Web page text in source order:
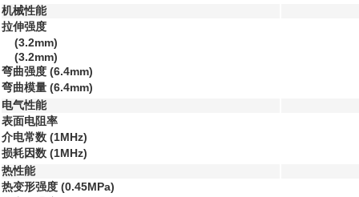
机械性能
拉伸强度
(3.2mm)
(3.2mm)
弯曲强度 (6.4mm)
弯曲模量 (6.4mm)
电气性能
表面电阻率
介电常数 (1MHz)
损耗因数 (1MHz)
热性能
热变形强度 (0.45MPa)